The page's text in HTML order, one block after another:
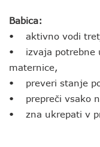
Babica:
• aktivno vodi
• izvaja potrebne
maternice,
• preveri stanje
• prepreči vsako
• zna ukrepati v